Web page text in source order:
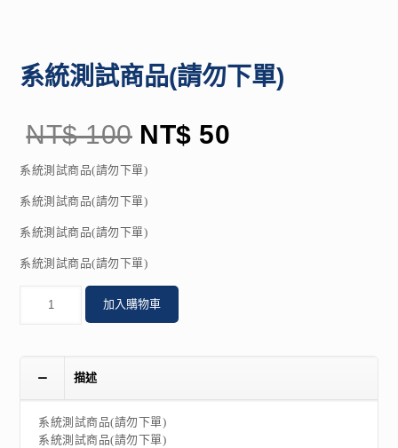
系統測試商品(請勿下單)
NT$100 NT$ 50
系統測試商品(請勿下單)
系統測試商品(請勿下單)
系統測試商品(請勿下單)
系統測試商品(請勿下單)
加入購物車
描述
系統測試商品(請勿下單)
系統測試商品(請勿下單)